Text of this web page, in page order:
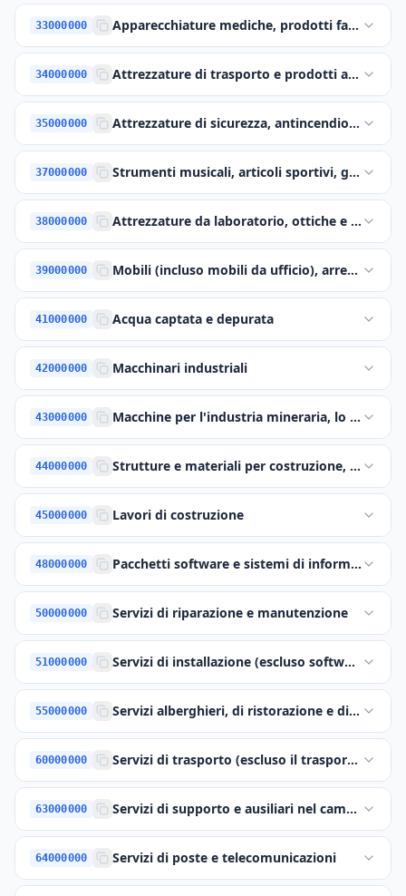
33000000 Apparecchiature mediche, prodotti
34000000 Attrezzature di trasporto e prodotti ausiliari
35000000 Attrezzature di sicurezza, antincendio, per la
37000000 Strumenti musicali, articoli sportivi, giochi,
38000000 Attrezzature da laboratorio, ottiche e di
39000000 Mobili (incluso mobili da ufficio),
41000000 Acqua captata e depurata
42000000 Macchinari industriali
43000000 Macchine per l'industria mineraria, lo scavo
44000000 Strutture e materiali per costruzione, prodotti
45000000 Lavori di costruzione
48000000 Pacchetti software e sistemi di informazione
50000000 Servizi di riparazione e manutenzione
51000000 Servizi di installazione (escluso software)
55000000 Servizi alberghieri, di ristorazione e di vendita
60000000 Servizi di trasporto (escluso il trasporto di
63000000 Servizi di supporto e ausiliari nel campo dei
64000000 Servizi di poste e telecomunicazioni